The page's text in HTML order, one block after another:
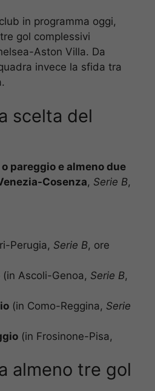
in programma oggi,
gol complessivi
Aston Villa. Da
invece la sfida tra
scelta del
pareggio e almeno due
Cosenza, Serie B,
Perugia, Serie B, ore
(in Ascoli-Genoa, Serie B,
(in Como-Reggina, Serie
(in Frosinone-Pisa,
almeno tre gol